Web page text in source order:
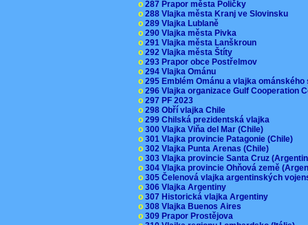
o 287 Prapor města Poličky
o 288 Vlajka města Kranj ve Slovinsku
o 289 Vlajka Lublaně
o 290 Vlajka města Pivka
o 291 Vlajka města Lanškroun
o 292 Vlajka města Štíty
o 293 Prapor obce Postřelmov
o 294 Vlajka Ománu
o 295 Emblém Ománu a vlajka
o 296 Vlajka organizace Gulf Cooperation
o 297 PF 2023
o 298 Obří vlajka Chile
o 299 Chilská prezidentská vlajka
o 300 Vlajka Viňa del Mar (Chile)
o 301 Vlajka provincie Patagonie (Chile)
o 302 Vlajka Punta Arenas (Chile)
o 303 Vlajka provincie Santa Cruz
o 304 Vlajka provincie Ohňová země
o 305 Čelenová vlajka argentinských
o 306 Vlajka Argentiny
o 307 Historická vlajka Argentiny
o 308 Vlajka Buenos Aires
o 309 Prapor Prostějova